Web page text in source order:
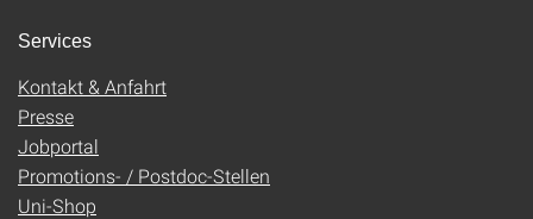
Services
Kontakt & Anfahrt
Presse
Jobportal
Promotions- / Postdoc-Stellen
Uni-Shop